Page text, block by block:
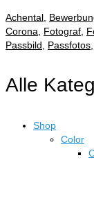
Achental
Corona
Fotograf
Passbild
Passfotos
Alle
Shop
Color